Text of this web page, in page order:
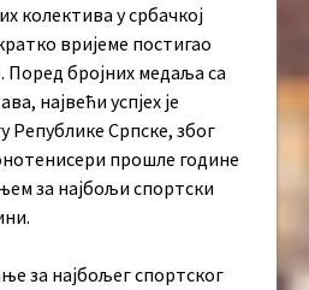
колектива у србачкој
вријеме постигао
Поред бројних медаља са
највећи успјех је
Републике Српске, због
прошле године
за најбољи спортски
за најбољег спортског